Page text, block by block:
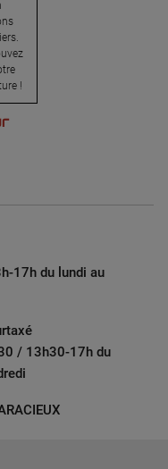
!
17h du lundi au
/ 13h30-17h du